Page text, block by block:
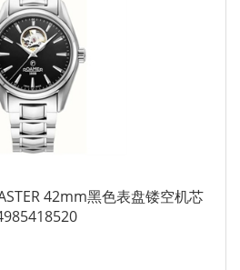
42mm黑色表盘镂空机芯